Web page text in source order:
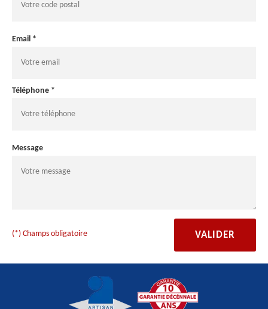
Email *
Téléphone *
Message
(*) Champs obligatoire